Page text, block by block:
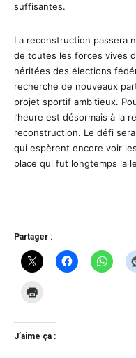
suffisantes.
La reconstruction passera
de toutes les forces vives
héritées des élections
recherche de nouveaux
projet sportif ambitieux.
l’heure est désormais à la
reconstruction. Le défi
qui espèrent encore voir
place qui fut longtemps la
Partager :
J’aime ça :